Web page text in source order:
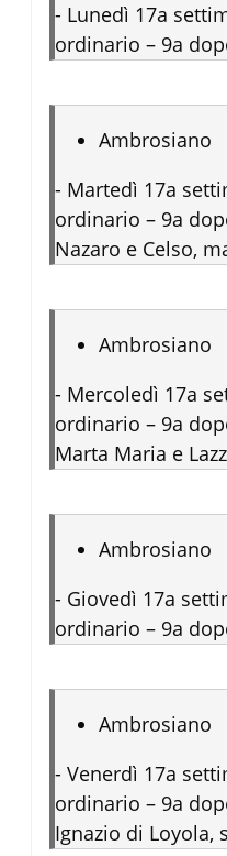
- Lunedì 17a
ordinario – 9a
Ambrosiano
- Martedì 17a
ordinario – 9a
Nazaro e Celso,
Ambrosiano
- Mercoledì 17a
ordinario – 9a
Marta Maria e
Ambrosiano
- Giovedì 17a
ordinario – 9a
Ambrosiano
- Venerdì 17a
ordinario – 9a
Ignazio di Loyola,